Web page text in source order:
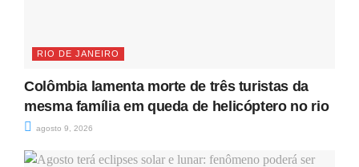
RIO DE JANEIRO
Colômbia lamenta morte de três turistas da
mesma família em queda de helicóptero no rio
agosto 9, 2026